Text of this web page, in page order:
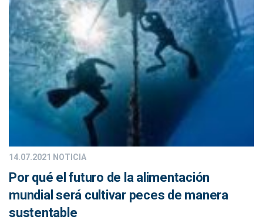
14.07.2021 NOTICIA
Por qué el futuro de la alimentación
mundial será cultivar peces de manera
sustentable